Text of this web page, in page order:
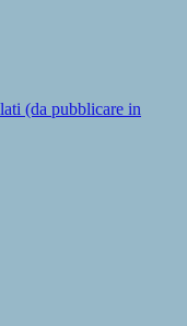
(da pubblicare in